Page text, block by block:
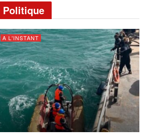
Politique
A L'INSTANT